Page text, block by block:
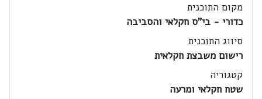
מקום התוכנית
כדורי - בי"ס חקלאי והסביבה
סיווג התוכנית
רישום משבצת חקלאית
קטגוריה
שטח חקלאי ומרעה